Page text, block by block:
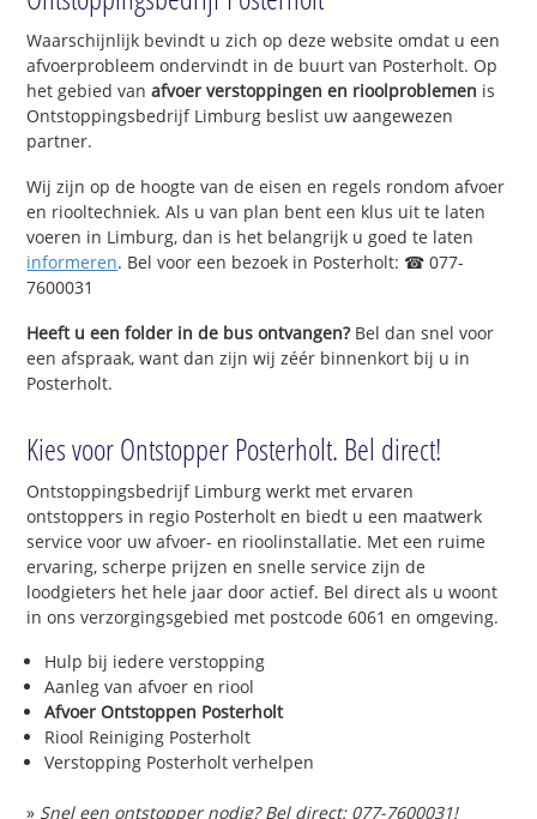
Waarschijnlijk bevindt u zich op deze website omdat u een
afvoerprobleem ondervindt in de buurt van Posterholt. Op
het gebied vanafvoer verstoppingen en rioolproblemen is
Ontstoppingsbedrijf Limburg beslist uw aangewezen
partner.
Wij zijn op de hoogte van de eisen en regels rondom afvoer
en riooltechniek. Als u van plan bent een klus uit te laten
voeren in Limburg, dan is het belangrijk u goed te laten
informeren. Bel voor een bezoek in Posterholt: ☎ 077-
7600031
Heeft u een folder in de bus ontvangen?Bel dan snel voor
een afspraak, want dan zijn wij zéér binnenkort bij u in
Posterholt.
Kies voor Ontstopper Posterholt. Bel direct!
Ontstoppingsbedrijf Limburg werkt met ervaren
ontstoppers in regio Posterholt en biedt u een maatwerk
service voor uw afvoer- en rioolinstallatie. Met een ruime
ervaring, scherpe prijzen en snelle service zijn de
loodgieters het hele jaar door actief. Bel direct als u woont
in ons verzorgingsgebied met postcode 6061 en omgeving.
Hulp bij iedere verstopping
Aanleg van afvoer en riool
Afvoer Ontstoppen Posterholt
Riool Reiniging Posterholt
Verstopping Posterholt verhelpen
» Snel een ontstopper nodig? Bel direct: 077-7600031!